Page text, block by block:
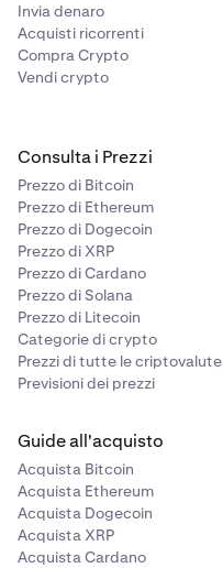
Invia denaro
Acquisti ricorrenti
Compra Crypto
Vendi crypto
Consulta i Prezzi
Prezzo di Bitcoin
Prezzo di Ethereum
Prezzo di Dogecoin
Prezzo di XRP
Prezzo di Cardano
Prezzo di Solana
Prezzo di Litecoin
Categorie di crypto
Prezzi di tutte le criptovalute
Previsioni dei prezzi
Guide all'acquisto
Acquista Bitcoin
Acquista Ethereum
Acquista Dogecoin
Acquista XRP
Acquista Cardano